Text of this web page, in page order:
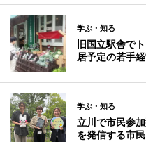
学ぶ・知る
旧国立駅舎で
居予定の若手
学ぶ・知る
立川で市民参
を発信する市